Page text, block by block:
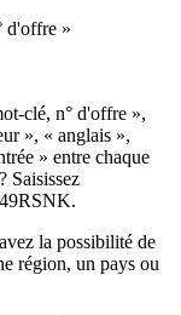
d'offre »
clé, n° d'offre »,
», « anglais »,
» entre chaque
Saisissez
la possibilité de
région, un pays ou